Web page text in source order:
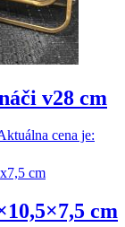
v28 cm
cena je:
cm